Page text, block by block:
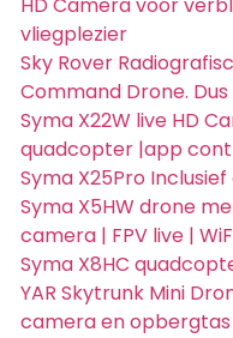
HD Camera voor
vliegplezier
Sky Rover
Command Drone.
Syma X22W live HD
quadcopter |app
Syma X25Pro
Syma X5HW drone
camera | FPV live |
Syma X8HC
YAR Skytrunk Mini
camera en